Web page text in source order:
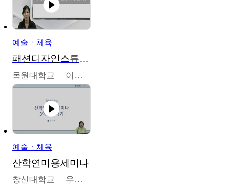
예술ㆍ체육
패션디자인스튜디오
목원대학교 이건희
예술ㆍ체육
산학연미용세미나
창신대학교 우미옥,오윤경,박선이